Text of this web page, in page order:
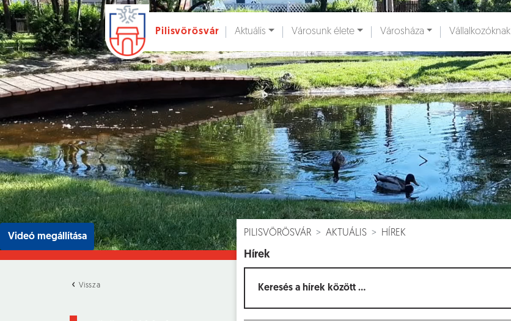
Ugrás a fő tartalomhoz
Pilisvörösvár Aktuális Városunk élete Városháza Vállalkozóknak
Videó megállítása
Vissza
PILISVÖRÖSVÁR AKTUÁLIS HÍREK
Hírek
Hírek [] Események [] Dokumentumok []